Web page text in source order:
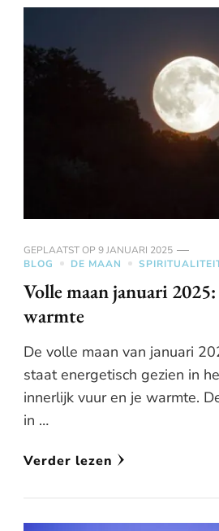
GEPLAATST OP 9 JANUARI 2025
BLOG
DE MAAN
Volle maan januari
warmte
De volle maan van januari
staat energetisch gezien in
innerlijk vuur en je warmte.
in …
Verder lezen